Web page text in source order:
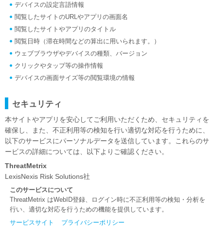
デバイスの設定言語情報
閲覧したサイトのURLやアプリの画面名
閲覧したサイトやアプリのタイトル
閲覧日時（滞在時間などの算出に用いられます。）
ウェブブラウザやデバイスの種類、バージョン
クリックやタップ等の操作情報
デバイスの画面サイズ等の閲覧環境の情報
セキュリティ
本サイトやアプリを安心してご利用いただくため、セキュリティを
確保し、また、不正利用等の検知を行い適切な対応を行うために、
以下のサービスにパーソナルデータを送信しています。これらのサ
ービスの詳細については、以下よりご確認ください。
ThreatMetrix
LexisNexis Risk Solutions社
このサービスについて
ThreatMetrix はWebID登録、ログイン時に不正利用等の検知・分析を
行い、適切な対応を行うための機能を提供しています。
サービスサイト
プライバシーポリシー